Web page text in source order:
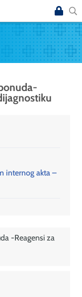
internog akta –
-Reagensi za